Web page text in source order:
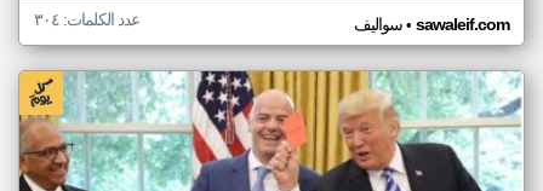
سواليف• sawaleif.com عدد الكلمات: ٣٠٤